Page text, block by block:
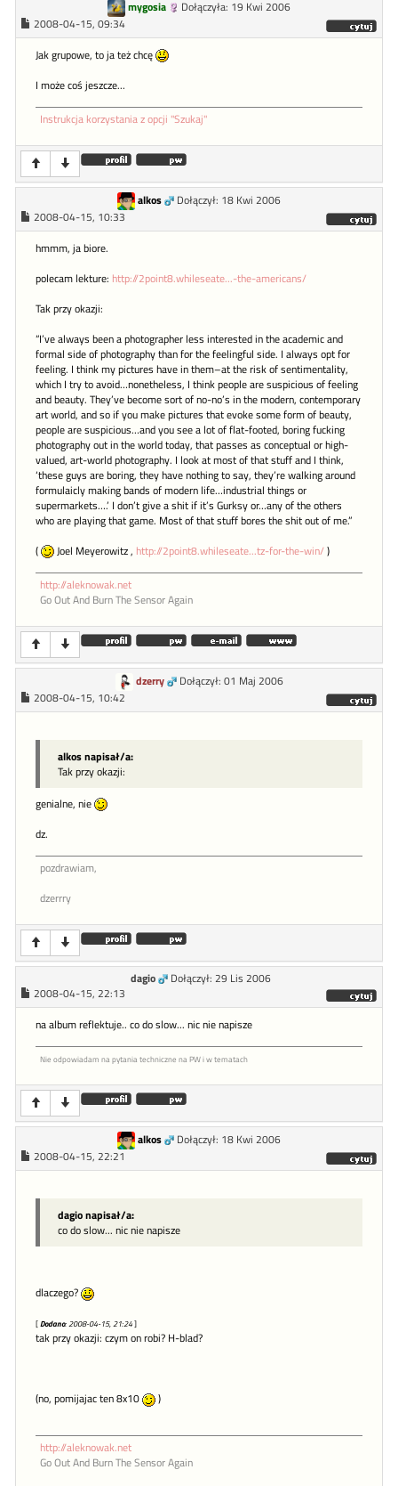
mygosia
Dołączyła: 19 Kwi 2006
2008-04-15, 09:34
Jak grupowe, to ja też chcę
I może coś jeszcze...
Instrukcja korzystania z opcji "Szukaj"
alkos
Dołączył: 18 Kwi 2006
2008-04-15, 10:33
hmmm, ja biore.
polecam lekture: http://2point8.whileseate...-the-americans/
Tak przy okazji:
“I’ve always been a photographer less interested in the academic and
formal side of photography than for the feelingful side. I always opt for
feeling. I think my pictures have in them–at the risk of sentimentality,
which I try to avoid…nonetheless, I think people are suspicious of feeling
and beauty. They’ve become sort of no-no’s in the modern, contemporary
art world, and so if you make pictures that evoke some form of beauty,
people are suspicious…and you see a lot of flat-footed, boring fucking
photography out in the world today, that passes as conceptual or high-
valued, art-world photography. I look at most of that stuff and I think,
‘these guys are boring, they have nothing to say, they’re walking around
formulaicly making bands of modern life…industrial things or
supermarkets….’ I don’t give a shit if it’s Gurksy or…any of the others
who are playing that game. Most of that stuff bores the shit out of me.”
(
Joel Meyerowitz , http://2point8.whileseate...tz-for-the-win/)
http://aleknowak.net
Go Out And Burn The Sensor Again
dzerry
Dołączył: 01 Maj 2006
2008-04-15, 10:42
alkos napisał/a:
Tak przy okazji:
genialne, nie
dz.
pozdrawiam,
dzerrry
dagio
Dołączył: 29 Lis 2006
2008-04-15, 22:13
na album reflektuje.. co do slow... nic nie napisze
Nie odpowiadam na pytania techniczne na PW i w tematach
alkos
Dołączył: 18 Kwi 2006
2008-04-15, 22:21
dagio napisał/a:
co do slow... nic nie napisze
dlaczego?
[Dodano: 2008-04-15, 21:24]
tak przy okazji: czym on robi? H-blad?
(no, pomijajac ten 8x10 )
http://aleknowak.net
Go Out And Burn The Sensor Again